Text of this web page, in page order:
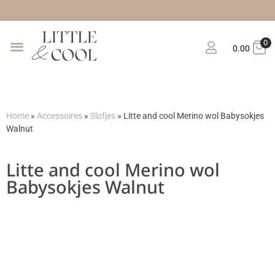
0.00
0
Home » Accessoires » Slofjes » Litte and cool Merino wol Babysokjes
Walnut
Litte and cool Merino wol
Babysokjes Walnut